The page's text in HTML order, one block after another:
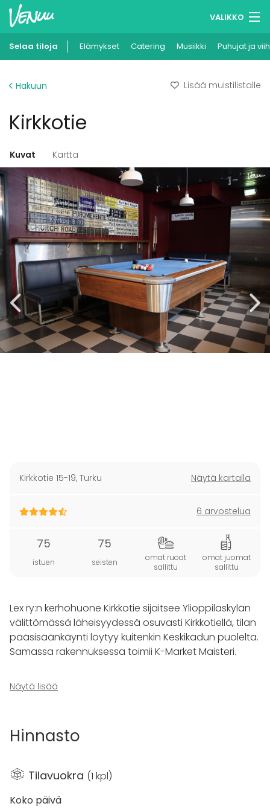
VALIKKO
Muistilistasi
Selaa tiloja Elämykset Catering Musiikki Puhujat ja
Hakuun Lisää muistilistalle
Kirkkotie
Kuvat Kartta
Kirkkotie 15-19, Turku Näytä kartalla
6 arvostelua
75
istuen
75
seisten
omat ruoat
sallittu
omat juomat
sallittu
Lex ry:n kerhohuone Kirkkotie sijaitsee Ylioppilaskylän
välittömässä läheisyydessä osuvasti Kirkkotiellä, tilan
pääsisäänkäynti löytyy kuitenkin Keskikadun puolelta.
Samassa rakennuksessa toimii K-Market Maisteri.
Kirkkotien kalustoon kuuluu mm. hyvin varusteltu
keittiö astioineen, pöydät ja tuolit jopa 75 hengelle,
ilmanvaihto, jolla kerhohuoneiston lämpötilaa saa
Vuokraus alkaa lähtökohtaisesti klo 12 ja päättyy
seuraavana päivänä klo 12, käytännössä
Näytä lisää
Hinnasto
Tilavuokra (1 kpl)
Koko päivä